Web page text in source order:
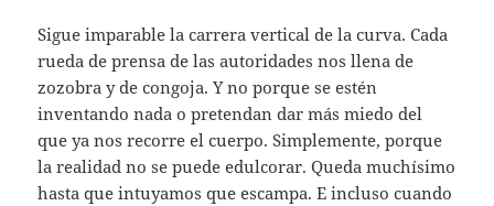
Sigue imparable la carrera vertical de la curva. Cada
rueda de prensa de las autoridades nos llena de
zozobra y de congoja. Y no porque se estén
inventando nada o pretendan dar más miedo del
que ya nos recorre el cuerpo. Simplemente, porque
la realidad no se puede edulcorar. Queda muchísimo
hasta que intuyamos que escampa. E incluso cuando